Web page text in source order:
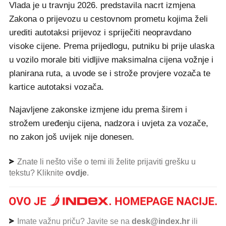
Vlada je u travnju 2026. predstavila nacrt izmjena
Zakona o prijevozu u cestovnom prometu kojima želi
urediti autotaksi prijevoz i spriječiti neopravdano
visoke cijene. Prema prijedlogu, putniku bi prije ulaska
u vozilo morale biti vidljive maksimalna cijena vožnje i
planirana ruta, a uvode se i strože provjere vozača te
kartice autotaksi vozača.
Najavljene zakonske izmjene idu prema širem i
strožem uređenju cijena, nadzora i uvjeta za vozače,
no zakon još uvijek nije donesen.
Znate li nešto više o temi ili želite prijaviti grešku u
tekstu? Kliknite ovdje.
Imate važnu priču? Javite se na desk@index.hr ili